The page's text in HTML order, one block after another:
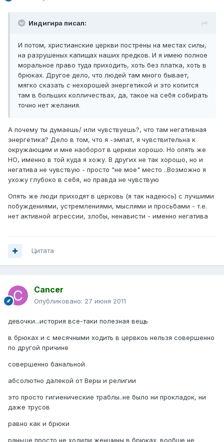
Индигира писал:
И потом, христианские церкви пострены на местах силы,
на разрушеных капищах наших предков. И я имею полное
моральное право туда приходить, хоть без платка, хоть в
брюках. Другое дело, что людей там много бывает,
мягко сказать с нехорошей энергетикой и это копится
там в больших колличествах, да, такое на себя собирать
точно нет желания.
А почему ты думаешь/ или чувствуешь?, что там негативная
энергетика? Дело в том, что я -эмпат, я чувствительна к
окружающим и мне наоборот в церкви хорошо. Но опять же
НО, именно в той куда я хожу. В других не так хорошо, но и
негатива не чувствую - просто "не мое" место ..Возможно я
ухожу глубоко в себя, но правда не чувствую
Опять же люди приходят в церковь (я так надеюсь) с лучшими
побуждениями, устремлениями, мыслями и просьбами - т.е.
нет активной агрессии, злобы, ненависти - именно негатива
Цитата
Cancer
Опубликовано: 27 июня 2011
девочки...история все-таки полезная вещь
в брюках и с месячными ходить в цервкоь нельзя совершенно
по другой причине
совершенно банальной
абсолютно далекой от Веры и религии
это просто гигиенические траблы..не было ни прокладок, ни
даже трусов
равно как и брюки
раньше просто не ходили женщины в брюках. вообще не